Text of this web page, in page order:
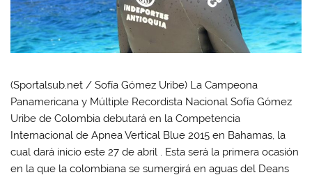
(Sportalsub.net / Sofía Gómez Uribe) La Campeona
Panamericana y Múltiple Recordista Nacional Sofía Gómez
Uribe de Colombia debutará en la Competencia
Internacional de Apnea Vertical Blue 2015 en Bahamas, la
cual dará inicio este 27 de abril . Esta será la primera ocasión
en la que la colombiana se sumergirá en aguas del Deans